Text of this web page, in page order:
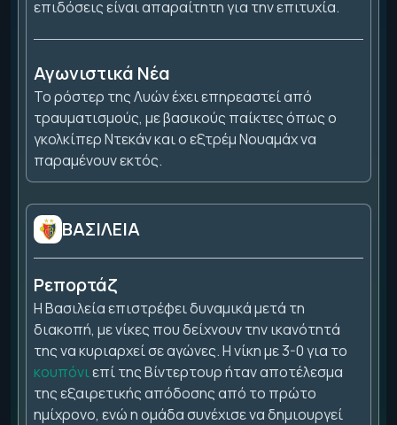
επιδόσεις είναι απαραίτητη για την επιτυχία.
Αγωνιστικά Νέα
Το ρόστερ της Λυών έχει επηρεαστεί από
τραυματισμούς, με βασικούς παίκτες όπως ο
γκολκίπερ Ντεκάν και ο εξτρέμ Νουαμάχ να
παραμένουν εκτός.
ΒΑΣΙΛΕΙΑ
Ρεπορτάζ
Η Βασιλεία επιστρέφει δυναμικά μετά τη
διακοπή, με νίκες που δείχνουν την ικανότητά
της να κυριαρχεί σε αγώνες. Η νίκη με 3-0 για το
κουπόνιεπί της Βίντερτουρ ήταν αποτέλεσμα
της εξαιρετικής απόδοσης από το πρώτο
ημίχρονο, ενώ η ομάδα συνέχισε να δημιουργεί